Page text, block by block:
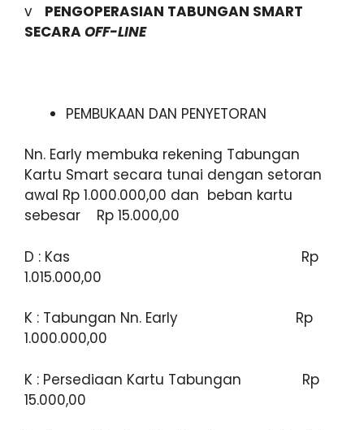
v PENGOPERASIAN TABUNGAN SMART
SECARAOFF-LINE
PEMBUKAAN DAN PENYETORAN
Nn. Early membuka rekening Tabungan
Kartu Smart secara tunai dengan setoran
awal Rp 1.000.000,00 dan beban kartu
sebesar Rp 15.000,00
D : Kas Rp
1.015.000,00
K : Tabungan Nn. Early Rp
1.000.000,00
K : Persediaan Kartu Tabungan Rp
15.000,00